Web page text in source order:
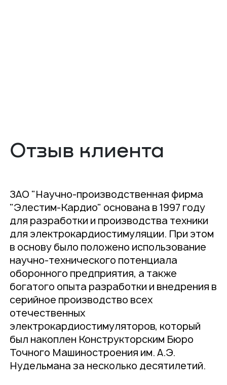
Отзыв клиента
ЗАО "Научно-производственная фирма
"Элестим-Кардио" основана в 1997 году
для разработки и производства техники
для электрокардиостимуляции. При этом
в основу было положено использование
научно-технического потенциала
оборонного предприятия, а также
богатого опыта разработки и внедрения в
серийное производство всех
отечественных
электрокардиостимуляторов, который
был накоплен Конструкторским Бюро
Точного Машиностроения им. А.Э.
Нудельмана за несколько десятилетий.